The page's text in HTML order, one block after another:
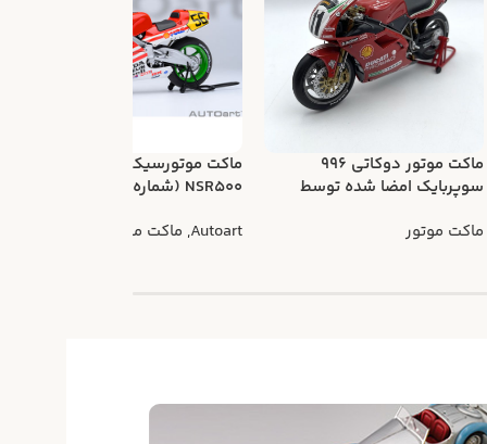
ماکت موتور دوکاتی 996
سوپربایک امضا شده توسط
ماکت موتور
ماکت موتورسیکلت هوندا
NSR500 (شماره 56 گان کوما)
Autoart
, ماکت موتور